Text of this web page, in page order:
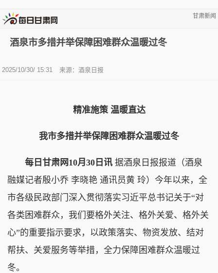
甘肃新闻
酒泉市多措并举保障困难群众温暖过冬
2025/10/30/ 15:31 来源：酒泉日报
精准施策 温暖直达
我市多措并举保障困难群众温暖过冬
每日甘肃网10月30日讯 据酒泉日报报道（酒泉
融媒记者殷小乔 李晓艳 通讯员黄 玲）今年以来，全
市各级民政部门深入贯彻落实习近平总书记关于“对
各类困难群众，我们要格外关注、格外关爱、格外关
心”的重要指示要求，以政策落实、物资发放、结对
帮扶、关爱服务等举措，全力保障困难群众温暖过
冬。